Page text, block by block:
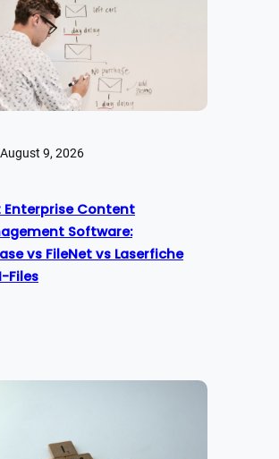
August 9, 2026
Enterprise Content
Software:
vs FileNet vs Laserfiche
Files